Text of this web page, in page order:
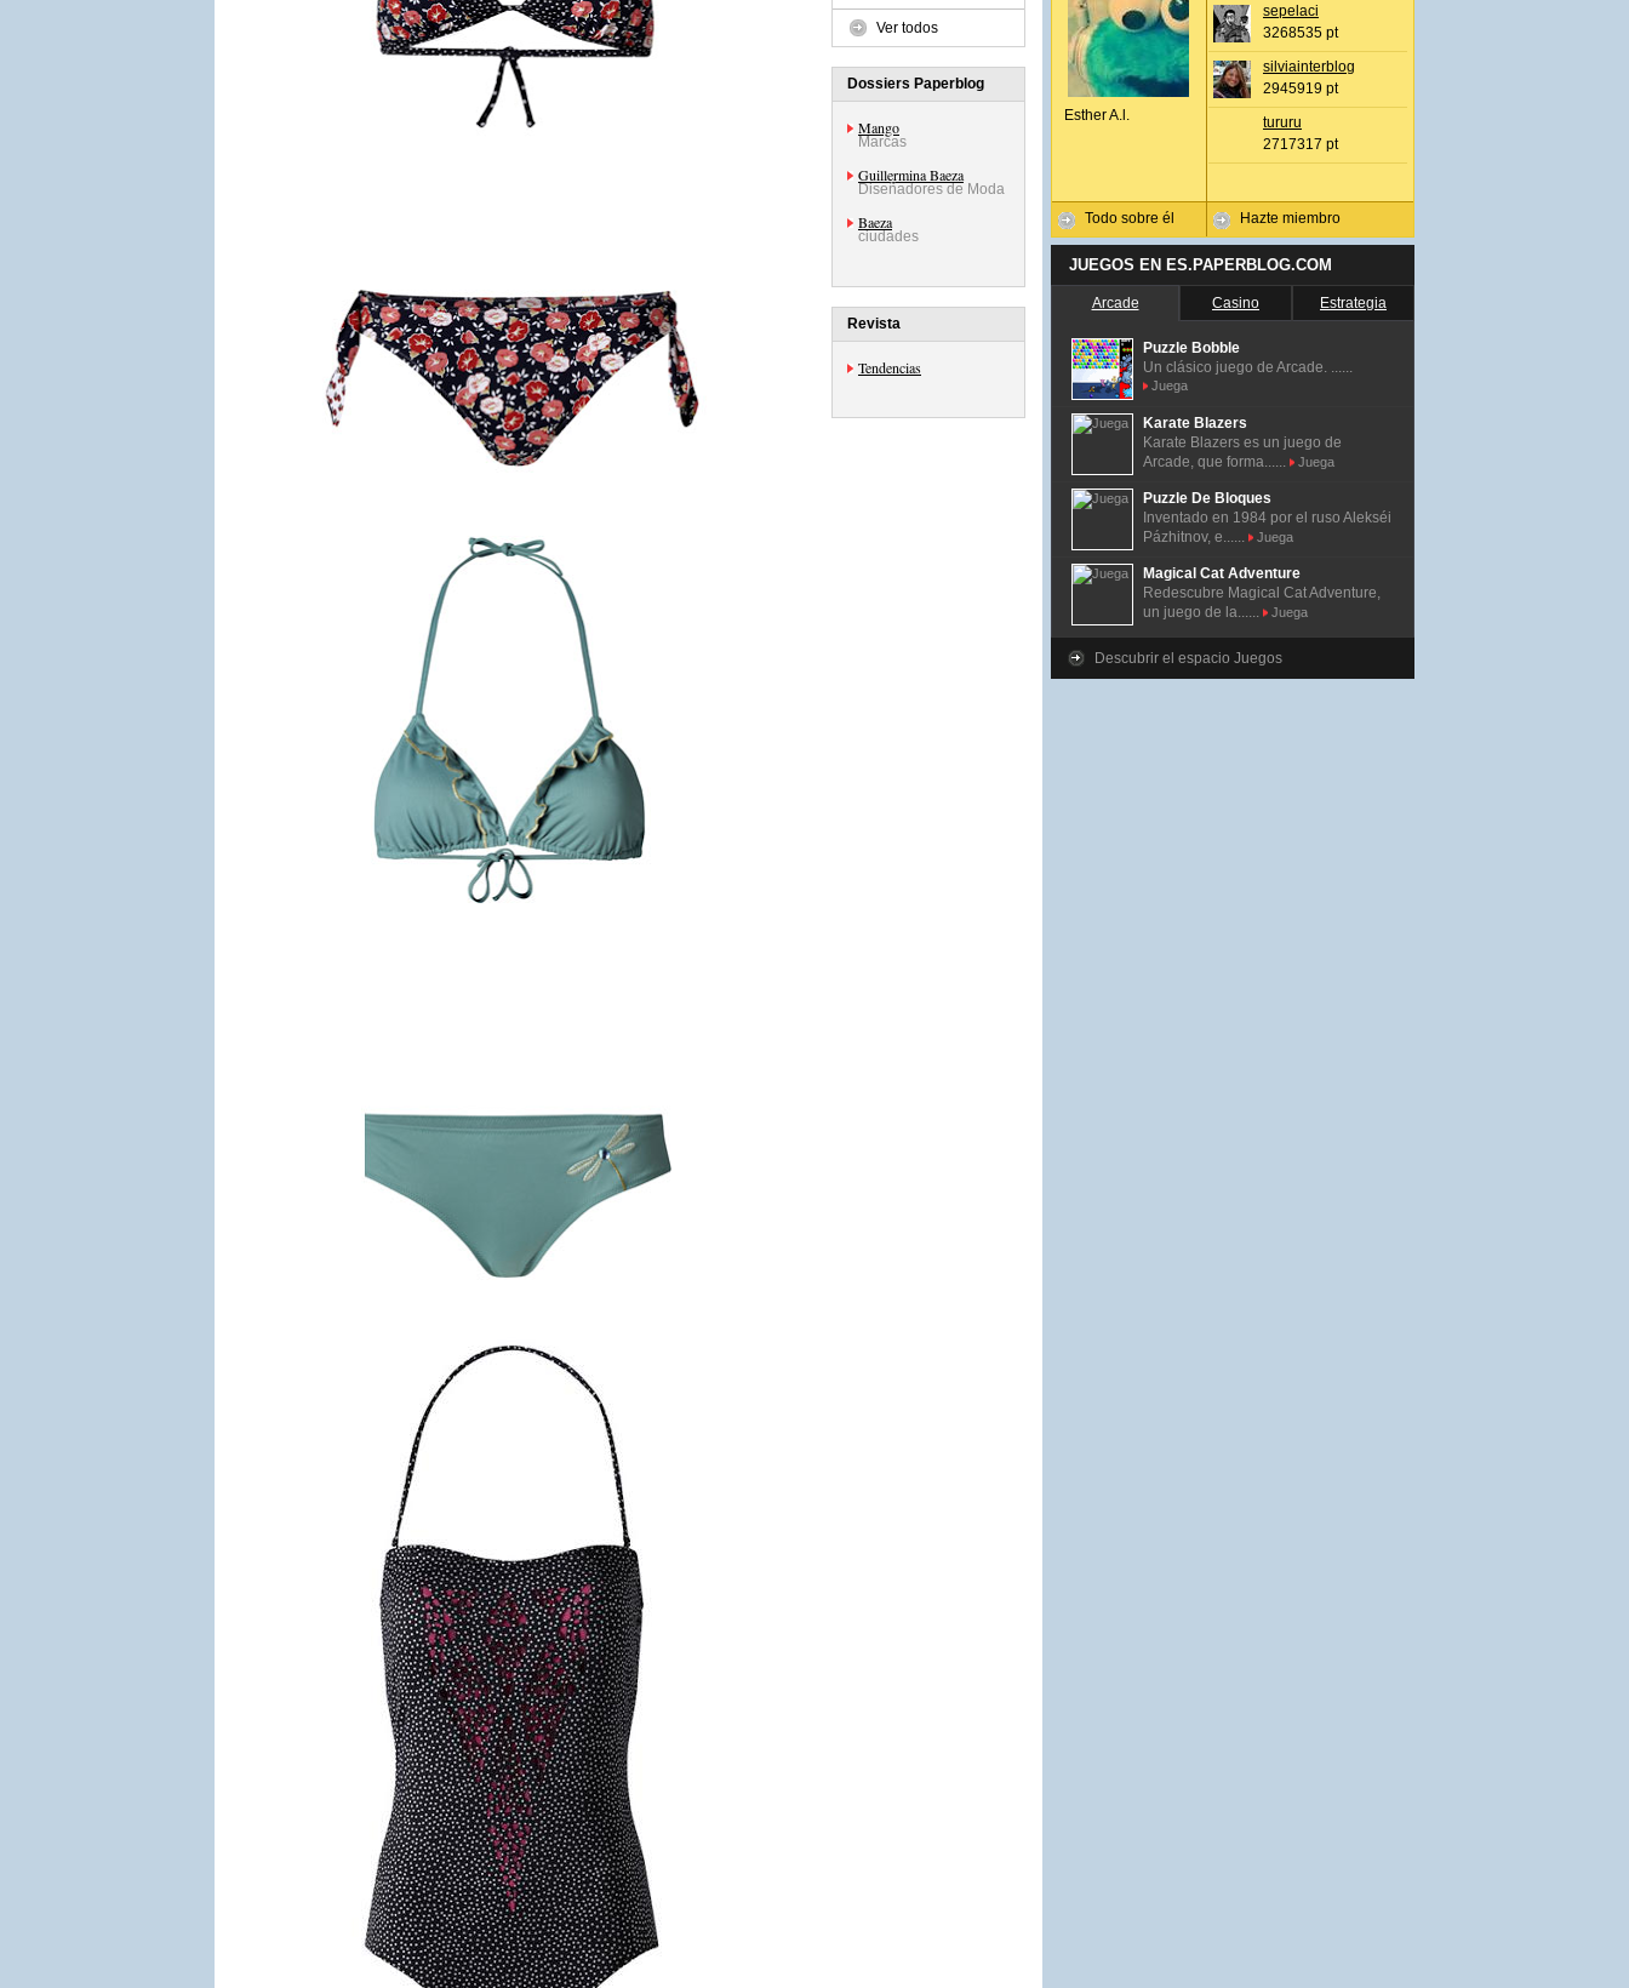
Ver todos
Dossiers Paperblog
Mango
Marcas
Guillermina Baeza
Diseñadores de Moda
Baeza
ciudades
Revista
Tendencias
Esther A.l.
Todo sobre él
sepelaci
3268535 pt
silviainterblog
2945919 pt
tururu
2717317 pt
Hazte miembro
JUEGOS EN ES.PAPERBLOG.COM
Arcade Casino Estrategia
Puzzle Bobble
Un clásico juego de Arcade. ......
Juega
Karate Blazers
Karate Blazers es un juego de
Arcade, que forma......
Juega
Puzzle De Bloques
Inventado en 1984 por el ruso Alekséi
Pázhitnov, e......
Juega
Magical Cat Adventure
Redescubre Magical Cat Adventure,
un juego de la......
Juega
Descubrir el espacio Juegos